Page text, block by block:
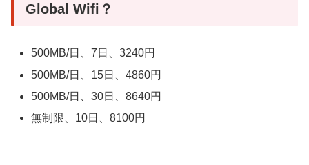
Global Wifi？
500MB/日、7日、3240円
500MB/日、15日、4860円
500MB/日、30日、8640円
無制限、10日、8100円